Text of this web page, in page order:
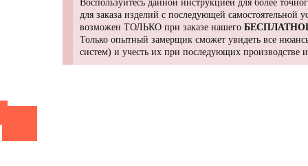
Воспользуйтесь данной инструкцией для более
для заказа изделий с последующей
возможен ТОЛЬКО при заказе нашего
Только опытный замерщик сможет увидеть все
систем) и учесть их при последующих производстве